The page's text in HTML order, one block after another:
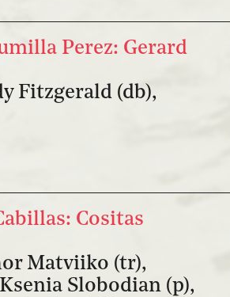
Perez: Gerard
Fitzgerald (db),
Cositas
Matviiko (tr),
Slobodian (p),